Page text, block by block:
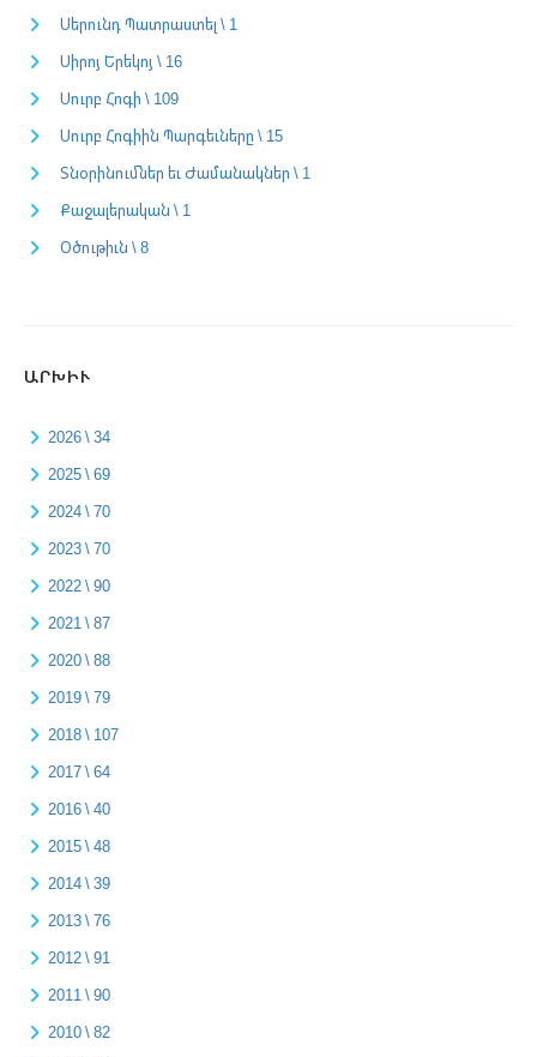
Սերունդ Պատրաստել \ 1
Սիրոյ Երեկոյ \ 16
Սուրբ Հոգի \ 109
Սուրբ Հոգիին Պարգեւները \ 15
Տնօրինումներ եւ Ժամանակներ \ 1
Քաջալերական \ 1
Օծութիւն \ 8
ԱՐԽԻՒ
2026 \ 34
2025 \ 69
2024 \ 70
2023 \ 70
2022 \ 90
2021 \ 87
2020 \ 88
2019 \ 79
2018 \ 107
2017 \ 64
2016 \ 40
2015 \ 48
2014 \ 39
2013 \ 76
2012 \ 91
2011 \ 90
2010 \ 82